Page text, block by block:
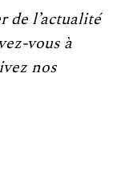
de l’actualité
vous à
nos